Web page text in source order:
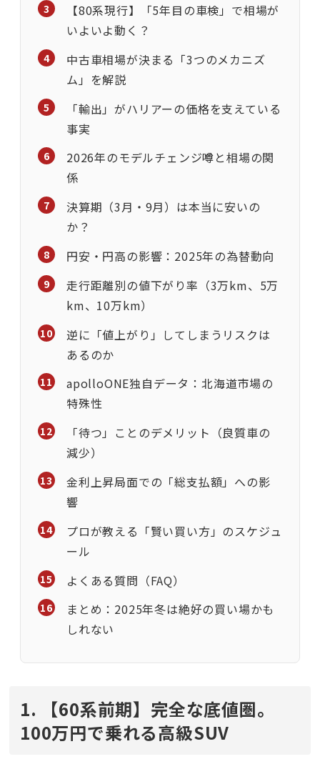
【80系現行】「5年目の車検」で相場が
いよいよ動く？
中古車相場が決まる「3つのメカニズ
ム」を解説
「輸出」がハリアーの価格を支えている
事実
2026年のモデルチェンジ噂と相場の関
係
決算期（3月・9月）は本当に安いの
か？
円安・円高の影響：2025年の為替動向
走行距離別の値下がり率（3万km、5万
km、10万km）
逆に「値上がり」してしまうリスクは
あるのか
apolloONE独自データ：北海道市場の
特殊性
「待つ」ことのデメリット（良質車の
減少）
金利上昇局面での「総支払額」への影
響
プロが教える「賢い買い方」のスケジュ
ール
よくある質問（FAQ）
まとめ：2025年冬は絶好の買い場かも
しれない
1. 【60系前期】完全な底値圏。
100万円で乗れる高級SUV